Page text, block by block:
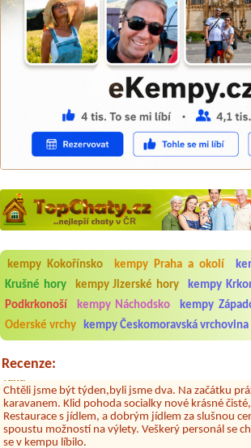
kempy Kokořínsko kempy Praha a okolí
Krušné hory
kempy Jizerské hory kempy
Podkrkonoší
kempy Náchodsko kempy
Oderské vrchy
kempy Českomoravská vrchovina
Recenze:
Aneta Melicharová
Byli jsme zde v týdnu od 25.7. do 1.8. 2026.
V umývárně i na WC bylo vždy čisto, doplněný
množství návštěvníků není samozřejmost. V
restaurace, kebab a další občerstvení. Co nás ale
celodenní hluk z repráků u stanů a absolutní
ubytovaných. Přes den jsem si připadala jak na
Jana*****
Chtěli jsme být týden,byli jsme dva. Na začátku
karavanem. Klid pohoda socialky nové krásné
Restaurace s jídlem, a dobrým jídlem za slušnou
spoustu možností na výlety. Veškerý personál se
se v kempu líbilo.